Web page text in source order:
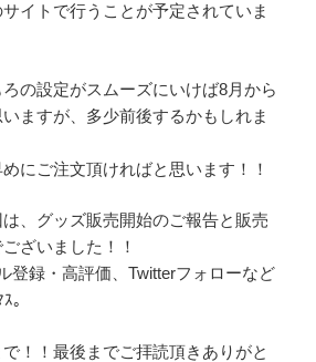
イトで行うことが予定されていま
の設定がスムーズにいけば8月から
ますが、多少前後するかもしれま
にご注文頂ければと思います！！
、グッズ販売開始のご報告と販売
ざいました！！
登録・高評価、Twitterフォローなど
。
！！最後までご拝読頂きありがと